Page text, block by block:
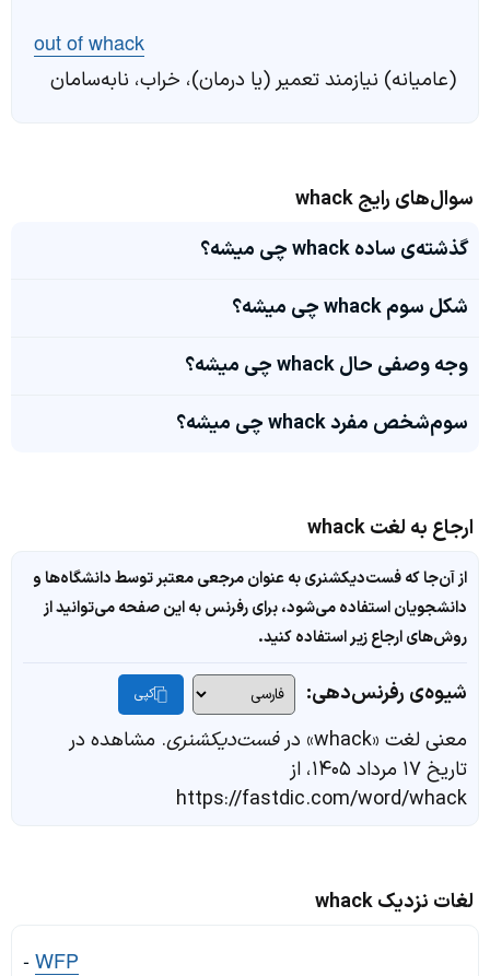
out of whack
(عامیانه) نیازمند تعمیر (یا درمان)، خراب، نابه‌سامان
سوال‌های رایج whack
گذشته‌ی ساده whack چی میشه؟
شکل سوم whack چی میشه؟
وجه وصفی حال whack چی میشه؟
سوم‌شخص مفرد whack چی میشه؟
ارجاع به لغت whack
از آن‌جا که فست‌دیکشنری به عنوان مرجعی معتبر توسط دانشگاه‌ها و
دانشجویان استفاده می‌شود، برای رفرنس به این صفحه می‌توانید از
روش‌های ارجاع زیر استفاده کنید.
شیوه‌ی رفرنس‌دهی: کپی
معنی لغت «whack» در فست‌دیکشنری. مشاهده در
تاریخ ۱۷ مرداد ۱۴۰۵، از
https://fastdic.com/word/whack
لغات نزدیک whack
-WFP